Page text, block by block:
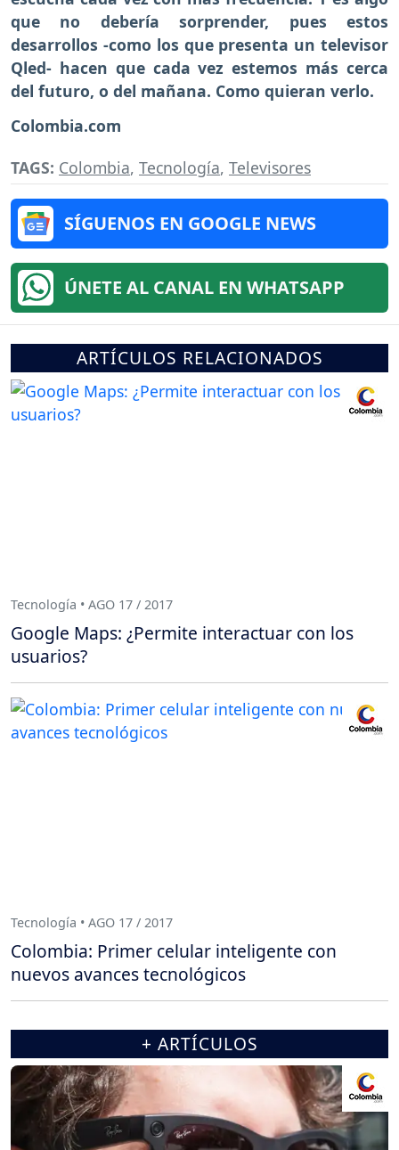
que no debería sorprender, pues estos
desarrollos -como los que presenta un televisor
Qled- hacen que cada vez estemos más cerca
del futuro, o del mañana. Como quieran verlo.
Colombia.com
TAGS: Colombia, Tecnología, Televisores
SÍGUENOS EN GOOGLE NEWS
ÚNETE AL CANAL EN WHATSAPP
ARTÍCULOS RELACIONADOS
Tecnología • AGO 17 / 2017
Google Maps: ¿Permite interactuar con los
usuarios?
Tecnología • AGO 17 / 2017
Colombia: Primer celular inteligente con
nuevos avances tecnológicos
+ ARTÍCULOS